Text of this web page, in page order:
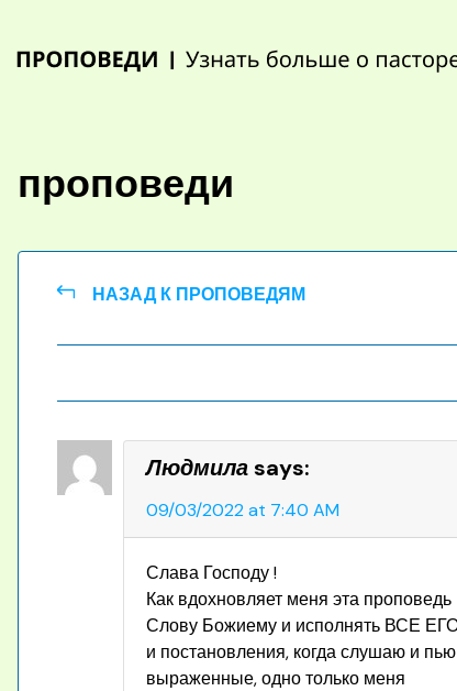
content
проповеди
НАЗАД К ПРОПОВЕДЯМ
Людмилаsays:
09/03/2022 at 7:40 AM
Слава Господу !
Как вдохновляет меня эта
Слову Божиему и исполнять ВСЕ
и постановления, когда слушаю и
выраженные, одно только меня